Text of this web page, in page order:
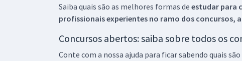
Saiba quais são as melhores formas de estudar para
profissionais experientes no ramo dos concursos,
Concursos abertos: saiba sobre todos os
Conte com a nossa ajuda para ficar sabendo quais são